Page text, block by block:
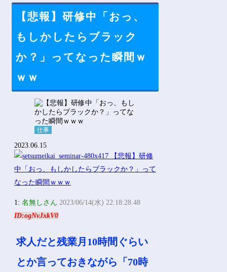
【悲報】研修中「おっ、
もしかしたらブラック
か？」ってなった瞬間ｗ
ｗｗ
仕事
2023.06.15
1:名無しさん 2023/06/14(水) 22:18:28.48
ID:ogNvJxkV0
求人だと残業月10時間ぐらい
とか言っておきながら「70時